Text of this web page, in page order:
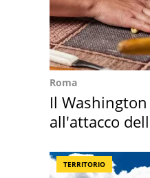
Roma
Il
all'attacco
TERRITORIO